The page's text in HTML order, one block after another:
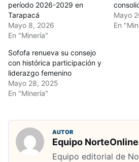
período 2026-2029 en
Tarapacá
Mayo 8, 2026
En "Minería"
Mayo
En
Sofofa renueva su consejo
con histórica participación y
liderazgo femenino
Mayo 28, 2025
En "Minería"
AUTOR
Equipo NorteOnline
Equipo editorial de